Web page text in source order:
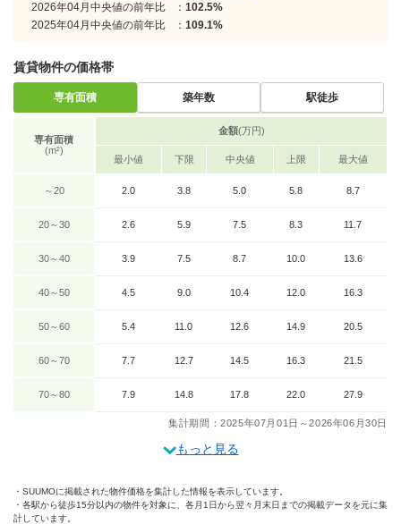
2026年04月中央値の前年比
： 102.5%
2025年04月中央値の前年比
： 109.1%
賃貸物件の価格帯
専有面積 築年数 駅徒歩
専有面積
(m²)
金額(万円)
最小値 下限 中央値 上限 最大値
～20 2.0 3.8 5.0 5.8 8.7
20～30 2.6 5.9 7.5 8.3 11.7
30～40 3.9 7.5 8.7 10.0 13.6
40～50 4.5 9.0 10.4 12.0 16.3
50～60 5.4 11.0 12.6 14.9 20.5
60～70 7.7 12.7 14.5 16.3 21.5
70～80 7.9 14.8 17.8 22.0 27.9
集計期間：2025年07月01日～2026年06月30日
もっと見る
SUUMOに掲載された物件価格を集計した情報を表示しています。
各駅から徒歩15分以内の物件を対象に、各月1日から翌々月末日までの掲載データを元に集
計しています。